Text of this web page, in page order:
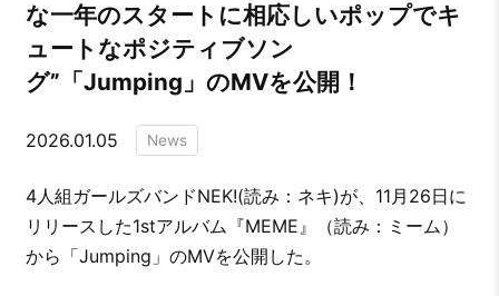
な一年のスタートに相応しいポップでキ
ュートなポジティブソン
グ”「Jumping」のMVを公開！
2026.01.05 News
4人組ガールズバンドNEK!(読み：ネキ)が、11月26日に
リリースした1stアルバム『MEME』（読み：ミーム）
から「Jumping」のMVを公開した。